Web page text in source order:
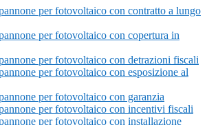
per fotovoltaico con contratto a lungo
per fotovoltaico con copertura in
per fotovoltaico con detrazioni fiscali
per fotovoltaico con esposizione al
per fotovoltaico con garanzia
per fotovoltaico con incentivi fiscali
per fotovoltaico con installazione